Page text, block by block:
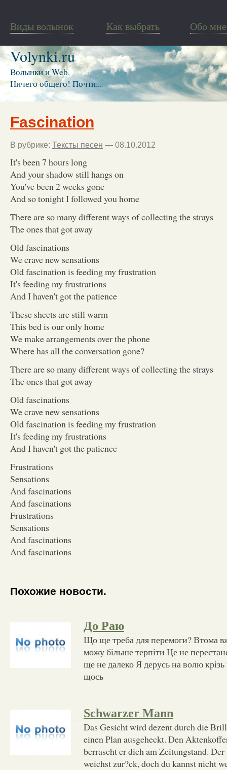
Виды волынок Как выбрать Обо мне
Volynki.ru
Волынки и Web.
Ничего общего! Почти...
Fascination
В рубрике: Тексты песен — 08.10.2012
It's been 7 hours long
And your shadow still hangs on
You've been 2 weeks gone
And so tonight I followed you home
There are so many different ways of collecting the strays
The ones that got away
Old fascinations
We crave new sensations
Old fascination is feeding my frustration
It's feeding my frustrations
And I haven't got the patience
These sheets are still warm
This bed is our only home
We make arrangements over the phone
Where has all the conversation gone?
There are so many different ways of collecting the strays
The ones that got away
Old fascinations
We crave new sensations
Old fascination is feeding my frustration
It's feeding my frustrations
And I haven't got the patience
Frustrations
Sensations
And fascinations
And fascinations
Frustrations
Sensations
And fascinations
And fascinations
Похожие новости.
До Раю
Що ще треба для перемоги? Втома
можу більше терпіти Це не
ще не далеко Я дерусь на волю
щось
Schwarzer Mann
Das Gesicht wird dezent durch die
einen Plan ausgeheckt. Den
berrascht er dich am Zeitungstand.
weichst zur?ck, doch du kannst nicht